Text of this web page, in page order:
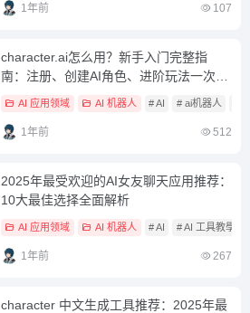
1年前 107
character.ai怎么用？新手入门完整指
南：注册、创建AI角色、进阶玩法一次学
AI 应用领域 AI 机器人 # AI # ai机器人
1年前 512
2025年最受欢迎的AI女友聊天应用推荐：
10大最佳选择全面解析
AI 应用领域 AI 机器人 # AI # AI 工具教學
1年前 267
character 中文生成工具推荐：2025年最